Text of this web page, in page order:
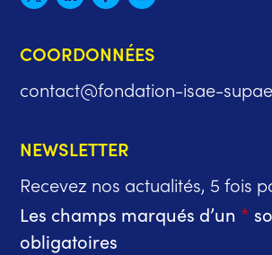
COORDONNÉES
contact@fondation-isae-
NEWSLETTER
Recevez nos actualités, 5 fois
Les champs marqués d’un *
obligatoires